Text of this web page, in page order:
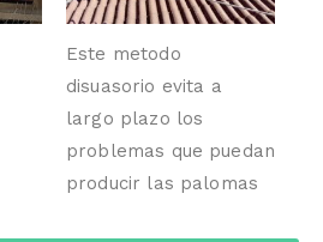
Este metodo
disuasorio evita a
largo plazo los
problemas que puedan
producir las palomas